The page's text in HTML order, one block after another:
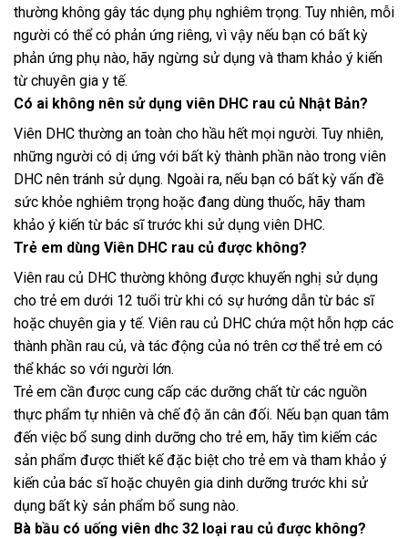
thường không gây tác dụng phụ nghiêm trọng. Tuy nhiên, mỗi
người có thể có phản ứng riêng, vì vậy nếu bạn có bất kỳ
phản ứng phụ nào, hãy ngừng sử dụng và tham khảo ý kiến
từ chuyên gia y tế.
Có ai không nên sử dụng viên DHC rau củ Nhật Bản?
Viên DHC thường an toàn cho hầu hết mọi người. Tuy nhiên,
những người có dị ứng với bất kỳ thành phần nào trong viên
DHC nên tránh sử dụng. Ngoài ra, nếu bạn có bất kỳ vấn đề
sức khỏe nghiêm trọng hoặc đang dùng thuốc, hãy tham
khảo ý kiến từ bác sĩ trước khi sử dụng viên DHC.
Trẻ em dùng Viên DHC rau củ được không?
Viên rau củ DHC thường không được khuyến nghị sử dụng
cho trẻ em dưới 12 tuổi trừ khi có sự hướng dẫn từ bác sĩ
hoặc chuyên gia y tế. Viên rau củ DHC chứa một hỗn hợp các
thành phần rau củ, và tác động của nó trên cơ thể trẻ em có
thể khác so với người lớn.
Trẻ em cần được cung cấp các dưỡng chất từ các nguồn
thực phẩm tự nhiên và chế độ ăn cân đối. Nếu bạn quan tâm
đến việc bổ sung dinh dưỡng cho trẻ em, hãy tìm kiếm các
sản phẩm được thiết kế đặc biệt cho trẻ em và tham khảo ý
kiến ​​của bác sĩ hoặc chuyên gia dinh dưỡng trước khi sử
dụng bất kỳ sản phẩm bổ sung nào.
Bà bầu có uống viên dhc 32 loại rau củ được không?